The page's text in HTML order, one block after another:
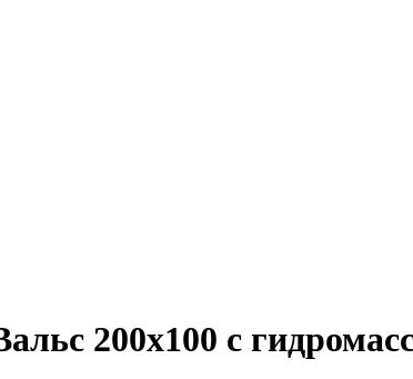
200х100 с